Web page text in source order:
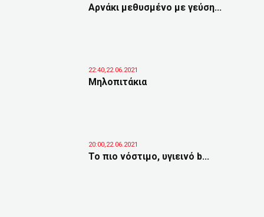
Αρνάκι μεθυσμένο με γεύση...
22:40,22.06.2021
Μηλοπιτάκια
20:00,22.06.2021
Το πιο νόστιμο, υγιεινό b...